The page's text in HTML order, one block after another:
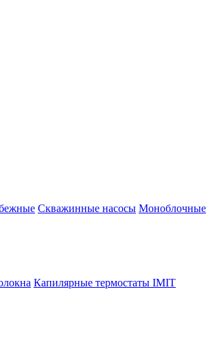
Скважинные насосы Моноблочные
Капилярные термостаты IMIT